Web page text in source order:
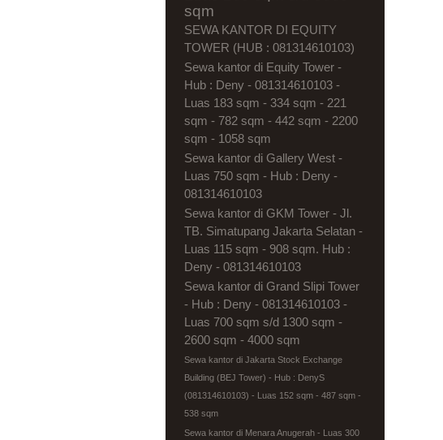
sqm
SEWA KANTOR DI EQUITY
TOWER (HUB : 081314610103)
Sewa kantor di Equity Tower -
Hub : Deny - 081314610103 -
Luas 183 sqm - 334 sqm - 221
sqm - 782 sqm - 442 sqm - 2200
sqm - 1058 sqm
Sewa kantor di Gallery West -
Luas 750 sqm - Hub : Deny -
081314610103
Sewa kantor di GKM Tower - Jl.
TB. Simatupang Jakarta Selatan -
Luas 115 sqm - 908 sqm. Hub :
Deny - 081314610103
Sewa kantor di Grand Slipi Tower
- Hub : Deny - 081314610103 -
Luas 700 sqm s/d 1300 sqm -
2600 sqm - 4000 sqm
Sewa kantor di Jakarta Stock Exchange
Building (BEJ Tower) - Hub : DenyS
(081314610103) - Luas 152 sqm - 487 sqm -
538 sqm
Sewa kantor di Menara Anugerah - Luas 300